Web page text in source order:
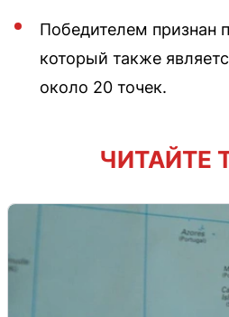
Победителем признан
который также
около 20 точек.
ЧИТАЙТЕ